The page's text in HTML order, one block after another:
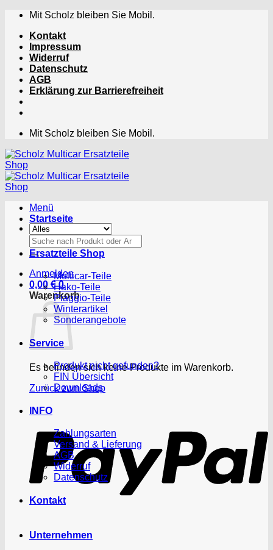
Zum
springen
Mit Scholz bleiben Sie Mobil.
Kontakt
Impressum
Widerruf
Datenschutz
AGB
Erklärung zur Barrierefreiheit
Mit Scholz bleiben Sie Mobil.
Menü
Suchen
nach:
Anmelden
0,00 € 0
Warenkorb
Es befinden sich keine Produkte im Warenkorb.
Zurück zum Shop
Startseite
Ersatzteile Shop
Multicar-Teile
Hako-Teile
Piaggio-Teile
Winterartikel
Sonderangebote
Service
Produkt nicht gefunden?
FIN Übersicht
Downloads
INFO
Zahlungsarten
Versand & Lieferung
AGB
Widerruf
Datenschutz
Kontakt
Unternehmen